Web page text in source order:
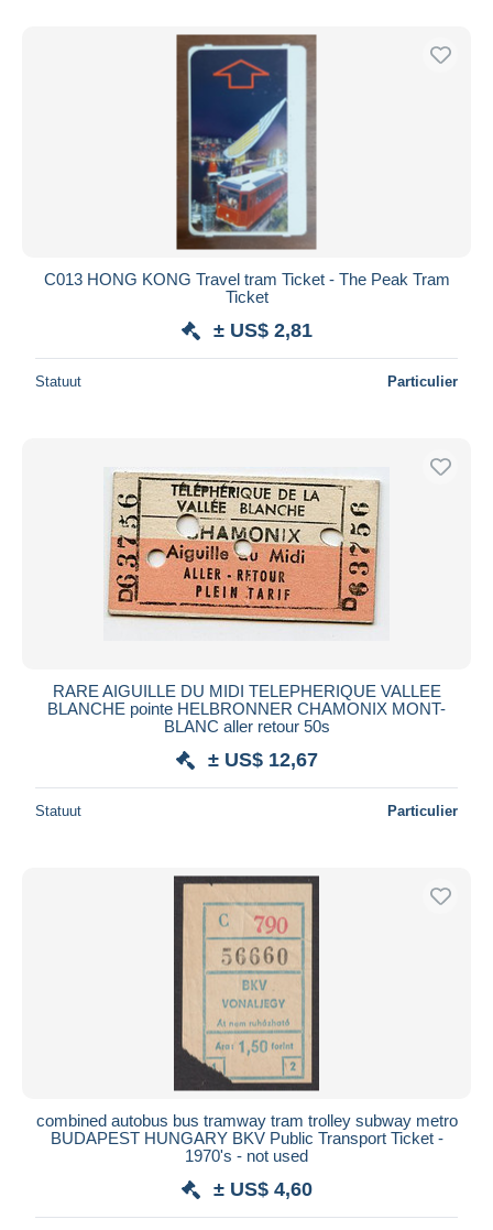
Bankoverschrijving
Mastercard
Bancontact
Woonplaats van de verkoper
Toepassen
C013 HONG KONG Travel tram Ticket - The Peak Tram
Ticket
± US$ 2,81
Statuut Particulier
RARE AIGUILLE DU MIDI TELEPHERIQUE VALLEE
BLANCHE pointe HELBRONNER CHAMONIX MONT-
BLANC aller retour 50s
± US$ 12,67
Statuut Particulier
combined autobus bus tramway tram trolley subway metro
BUDAPEST HUNGARY BKV Public Transport Ticket -
1970's - not used
± US$ 4,60